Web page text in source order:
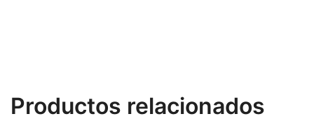
Productos relacionados